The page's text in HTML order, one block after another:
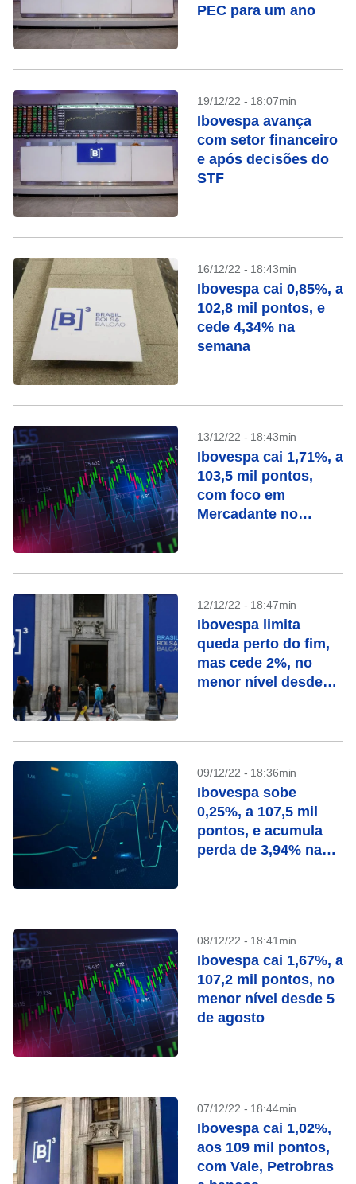
PEC para um ano
19/12/22 - 18:07min
Ibovespa avança
com setor financeiro
e após decisões do
STF
16/12/22 - 18:43min
Ibovespa cai 0,85%, a
102,8 mil pontos, e
cede 4,34% na
semana
13/12/22 - 18:43min
Ibovespa cai 1,71%, a
103,5 mil pontos,
com foco em
Mercadante no
12/12/22 - 18:47min
Ibovespa limita
queda perto do fim,
mas cede 2%, no
menor nível desde
09/12/22 - 18:36min
Ibovespa sobe
0,25%, a 107,5 mil
pontos, e acumula
perda de 3,94% na
08/12/22 - 18:41min
Ibovespa cai 1,67%, a
107,2 mil pontos, no
menor nível desde 5
de agosto
07/12/22 - 18:44min
Ibovespa cai 1,02%,
aos 109 mil pontos,
com Vale, Petrobras